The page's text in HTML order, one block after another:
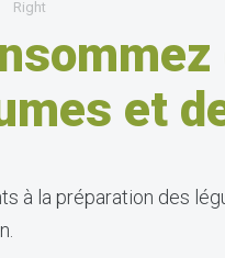
et
à la préparation des